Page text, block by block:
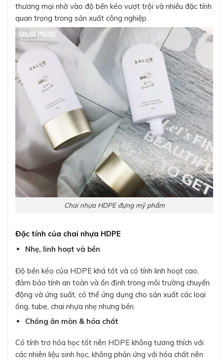
thương mại nhờ vào độ bền kéo vượt trội và nhiều đặc tính
quan trọng trong sản xuất công nghiệp.
Chai nhựa HDPE đựng mỹ phẩm
Đặc tính của chai nhựa HDPE
Nhẹ, linh hoạt và bền
Độ bền kéo của HDPE khá tốt và có tính linh hoạt cao,
đảm bảo tính an toàn và ổn định trong môi trường chuyển
động và ứng suất, có thể ứng dụng cho sản xuất các loại
ống, tube, chai nhựa nhẹ nhưng bền.
Chống ăn mòn & hóa chất
Có tính trơ hóa học tốt nên HDPE không tương thích với
các nhiên liệu sinh học, không phản ứng với hóa chất nên